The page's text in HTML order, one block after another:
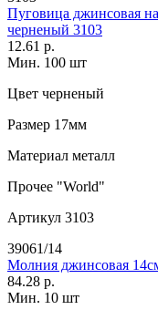
Пуговица джинсовая
черненый 3103
12.61 р.
Мин. 100 шт
Цвет черненый
Размер 17мм
Материал металл
Прочее "World"
Артикул 3103
39061/14
Молния джинсовая
84.28 р.
Мин. 10 шт